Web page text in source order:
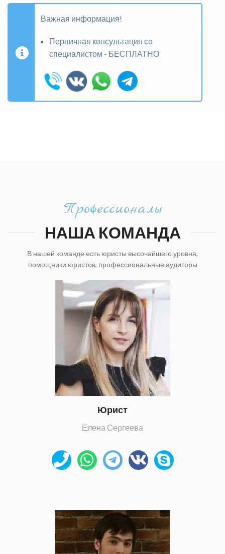
Важная информация!
Первичная консультация со
специалистом - БЕСПЛАТНО
Профессионалы
НАША КОМАНДА
В нашей команде есть юристы высочайшего уровня,
помощники юристов, профессиональные аудиторы
Юрист
Елена Сергеева